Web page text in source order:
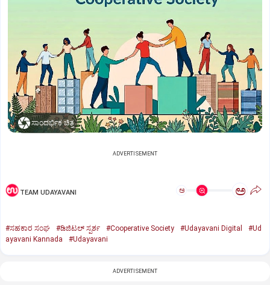
ಸಾಂದರ್ಭಿಕ ಚಿತ್ರ
ADVERTISEMENT
TEAM UDAYAVANI ಅ ಅ
#ಸಹಕಾರ ಸಂಘ #ಡಿಜಿಟಲ್‌ ಸ್ಪರ್ಶ #Cooperative Society #Udayavani Digital
#Ud
ayavani Kannada
#Udayavani
ADVERTISEMENT